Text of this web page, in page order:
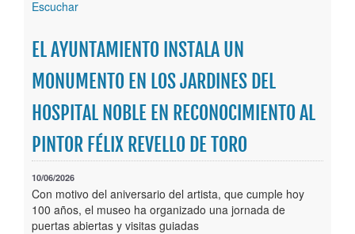
Actividades
Publicaciones
Trámites
Newsletter
Escuchar
EL AYUNTAMIENTO INSTALA UN
MONUMENTO EN LOS JARDINES DEL
HOSPITAL NOBLE EN RECONOCIMIENTO AL
PINTOR FÉLIX REVELLO DE TORO
10/06/2026
Con motivo del aniversario del artista, que cumple hoy
100 años, el museo ha organizado una jornada de
puertas abiertas y visitas guiadas